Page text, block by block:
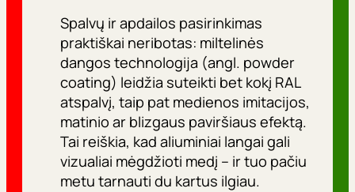
Spalvų ir apdailos pasirinkimas
praktiškai neribotas: miltelinės
dangos technologija (angl. powder
coating) leidžia suteikti bet kokį RAL
atspalvį, taip pat medienos imitacijos,
matinio ar blizgaus paviršiaus efektą.
Tai reiškia, kad aliuminiai langai gali
vizualiai mėgdžioti medį – ir tuo pačiu
metu tarnauti du kartus ilgiau.